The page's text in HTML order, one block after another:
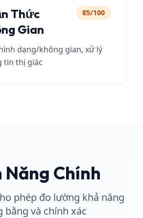
Thức
Gian
85/100
dạng/không gian, xử lý
tin thị giác
Năng Chính
phép đo lường khả năng
bằng và chính xác